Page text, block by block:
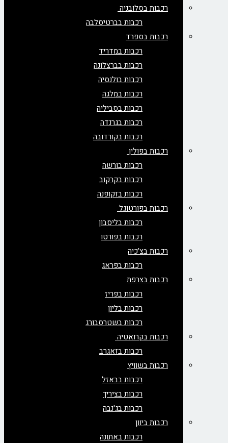
רכבות בסלובניה
רכבות בברטיסלבה
רכבות בספרד
רכבות במדריד
רכבות בברצלונה
רכבות בולנסיה
רכבות במלגה
רכבות בסביליה
רכבות בגרנדה
רכבות בקורדובה
רכבות בפולין
רכבות בורשה
רכבות בקרקוב
רכבות בזקופנה
רכבות בפורטוגל
רכבות בליסבון
רכבות בפורטו
רכבות בצ'כיה
רכבות בפראג
רכבות בצרפת
רכבות בפריז
רכבות בליון
רכבות בשטרסבורג
רכבות בקרואטיה
רכבות בזאגרב
רכבות בשוויץ
רכבות בבאזל
רכבות בציריך
רכבות בג'נבה
רכבות ביוון
רכבות באתונה